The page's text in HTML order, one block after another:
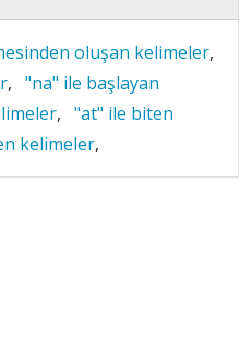
oluşan kelimeler,
, "na" ile başlayan
, "at" ile biten
kelimeler,